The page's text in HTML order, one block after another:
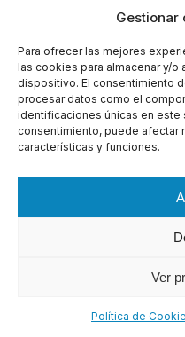
Gestionar
Para ofrecer las mejores
las cookies para almacenar y/o
dispositivo. El consentimiento
procesar datos como el
identificaciones únicas en este
consentimiento, puede afectar
características y funciones.
Ver
Política de
Política de Privacidad
Copyright©